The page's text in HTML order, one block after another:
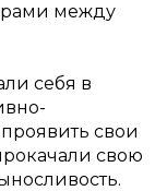
между
себя в
свои
свою